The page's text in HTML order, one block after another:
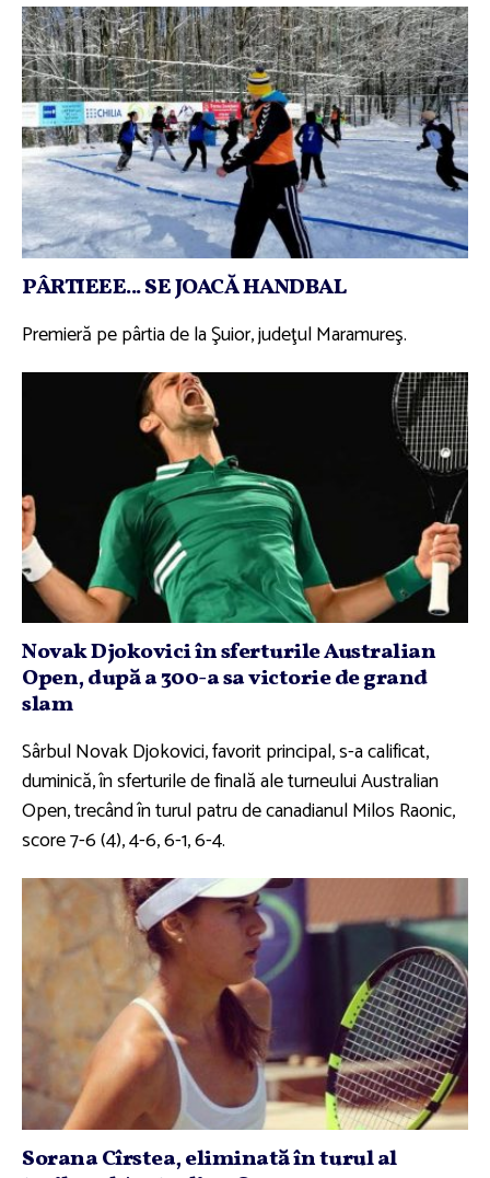
PÂRTIEEE... SE JOACĂ HANDBAL
Premieră pe pârtia de la Şuior, judeţul Maramureş.
Novak Djokovici în sferturile Australian
Open, după a 300-a sa victorie de grand
slam
Sârbul Novak Djokovici, favorit principal, s-a calificat,
duminică, în sferturile de finală ale turneului Australian
Open, trecând în turul patru de canadianul Milos Raonic,
score 7-6 (4), 4-6, 6-1, 6-4.
Sorana Cîrstea, eliminată în turul al